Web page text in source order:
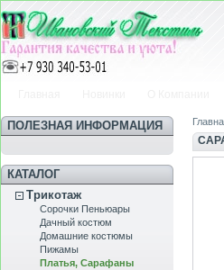
ПОЛЕЗНАЯ ИНФОРМАЦИЯ
КАТАЛОГ
Трикотаж
Сорочки Пеньюары
Дачный костюм
Домашние костюмы
Пижамы
Платья, Сарафаны